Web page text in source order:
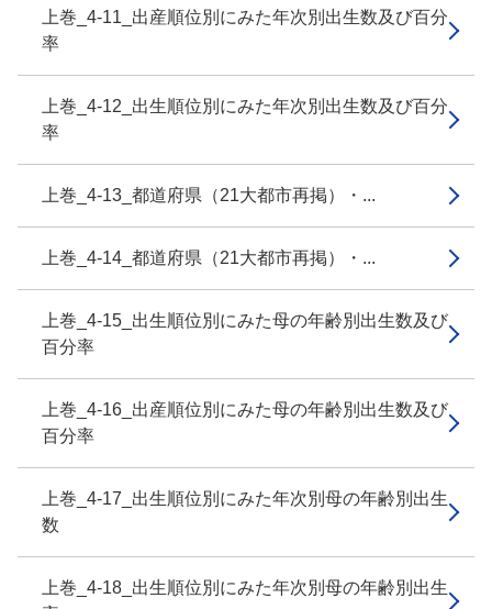
上巻_4-11_出産順位別にみた年次別出生数及び百分
率
上巻_4-12_出生順位別にみた年次別出生数及び百分
率
上巻_4-13_都道府県（21大都市再掲）・...
上巻_4-14_都道府県（21大都市再掲）・...
上巻_4-15_出生順位別にみた母の年齢別出生数及び
百分率
上巻_4-16_出産順位別にみた母の年齢別出生数及び
百分率
上巻_4-17_出生順位別にみた年次別母の年齢別出生
数
上巻_4-18_出生順位別にみた年次別母の年齢別出生